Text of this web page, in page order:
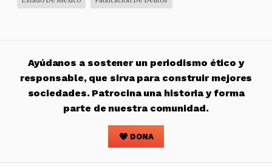
Ayúdanos a sostener un periodismo ético y
responsable, que sirva para construir mejores
sociedades. Patrocina una historia y forma
parte de nuestra comunidad.
DONA